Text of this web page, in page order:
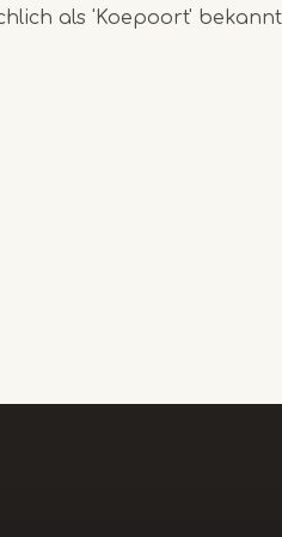
als 'Koepoort'